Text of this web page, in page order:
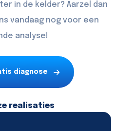
in de kelder? Aarzel dan
vandaag nog voor een
analyse!
diagnose
realisaties